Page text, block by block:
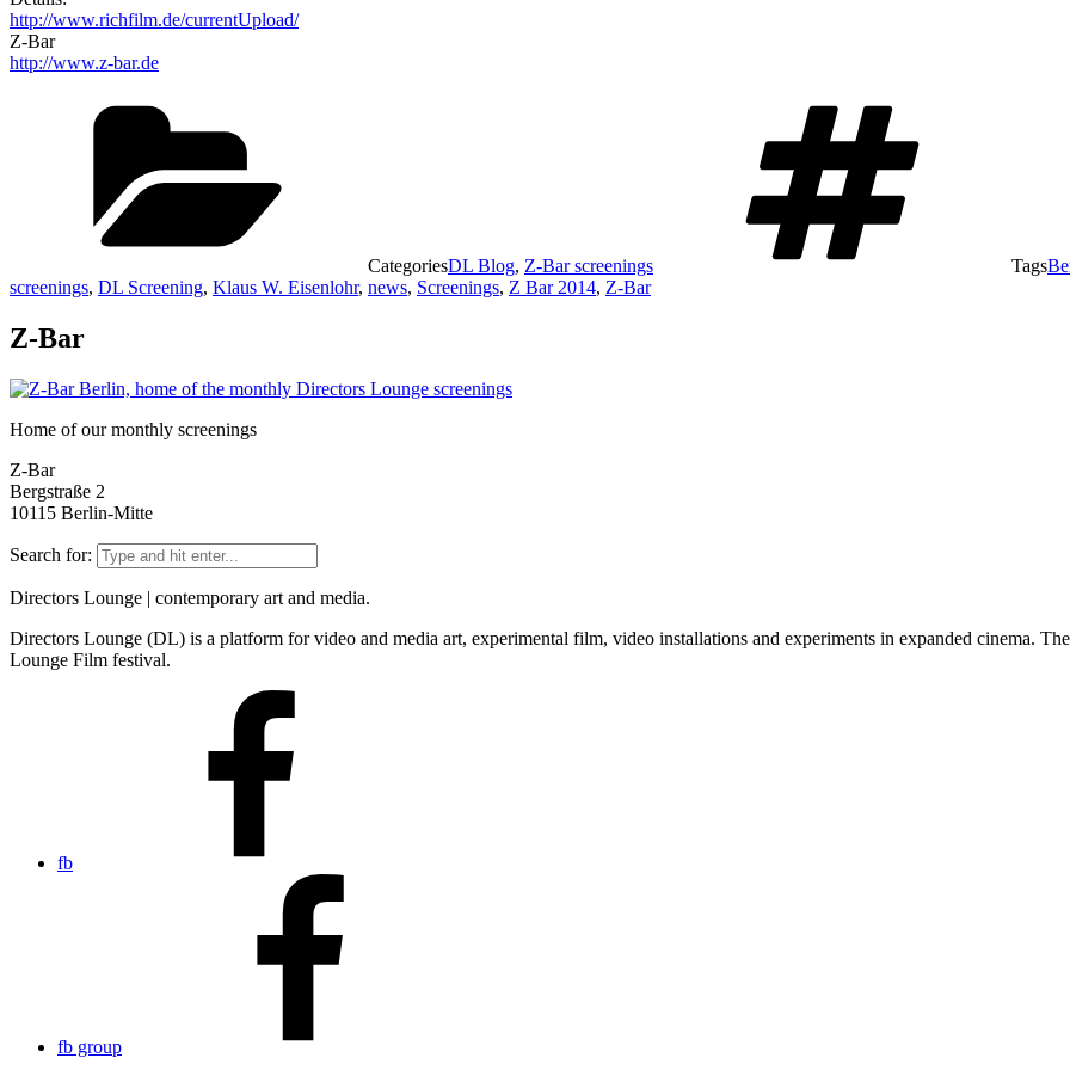
http://www.richfilm.de/currentUpload/
Z-Bar
http://www.z-bar.de
CategoriesDL Blog, Z-Bar screenings Tags
screenings, DL Screening, Klaus W. Eisenlohr, news, Screenings, Z Bar 2014, Z-Bar
Z-Bar
Home of our monthly screenings
Z-Bar
Bergstraße 2
10115 Berlin-Mitte
Search for:
Directors Lounge | contemporary art and media.
Directors Lounge (DL) is a platform for video and media art, experimental film, video installations and experiments in expanded cinema.
Lounge Film festival.
fb
fb group